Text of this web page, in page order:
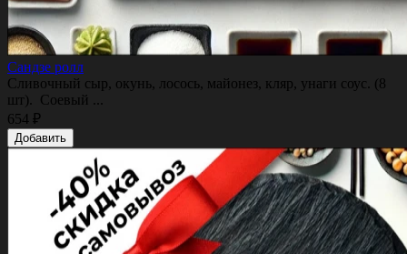
Сандзе ролл
Сливочный сыр, окунь, лосось, майонез, кляр, унаги соус. (8
шт). Соевый ...
654 ₽
Добавить